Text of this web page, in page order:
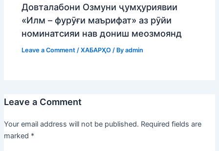
Довталабони Озмуни ҷумҳуриявии
«Илм – фурӯғи маърифат» аз рӯйи
номинатсияи нав дониш меозмоянд
Leave a Comment /ХАБАРҲО / Byadmin
Leave a Comment
Your email address will not be published. Required fields are
marked *